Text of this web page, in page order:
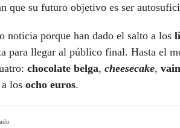
que su futuro objetivo es ser
noticia porque han dado el salto a los
para llegar al público final. Hasta el
chocolate belga, cheesecake,
los ocho euros.